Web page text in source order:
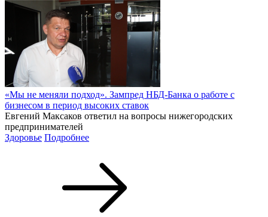
«Мы не меняли подход». Зампред НБД-Банка о работе с
бизнесом в период высоких ставок
Евгений Максаков ответил на вопросы нижегородских
предпринимателей
Здоровье Подробнее